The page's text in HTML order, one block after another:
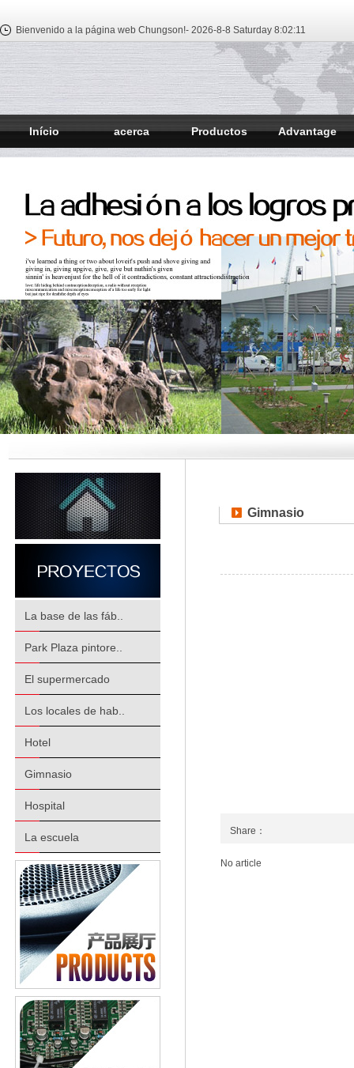
Bienvenido a la página web Chungson!- 2026-8-8 Saturday 8:02:12
Início acerca Productos Advantage
La base de las fáb..
Park Plaza pintore..
El supermercado
Los locales de hab..
Hotel
Gimnasio
Hospital
La escuela
Gimnasio
Share：
No article